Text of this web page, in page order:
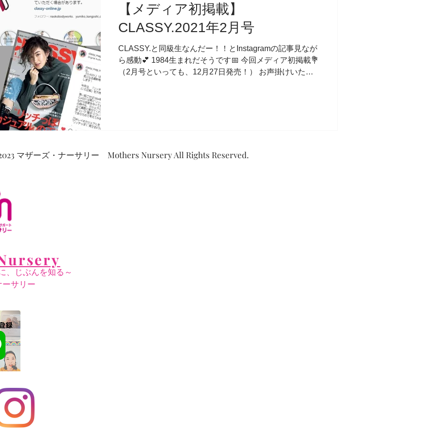
【メディア初掲載】
CLASSY.2021年2月号
CLASSY.と同級生なんだー！！とInstagramの記事見なが
ら感動💕 1984生まれだそうです📅 今回メディア初掲載💐
（2月号といっても、12月27日発売！） お声掛けいただ
マザーズ・ナーサリー Mothers Nursery All Rights Reserved.
、じぶんを知る～
サリー